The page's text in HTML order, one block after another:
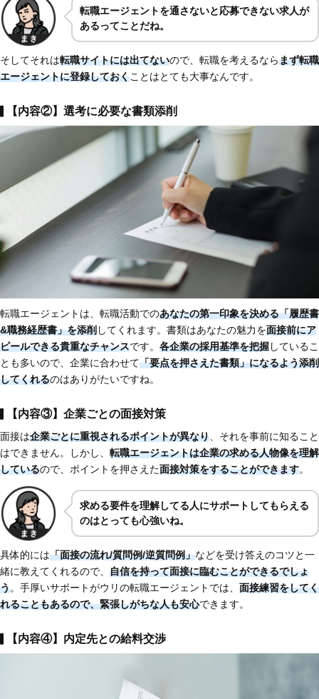
転職エージェントを通さないと応募できない求人が
あるってことだね。
そしてそれは転職サイトには出てないので、転職を考えるならまず転職
エージェントに登録しておくことはとても大事なんです。
【内容②】選考に必要な書類添削
転職エージェントは、転職活動でのあなたの第一印象を決める「履歴書
&職務経歴書」を添削 してくれます。書類はあなたの魅力を面接前にア
ピールできる貴重なチャンスです。 各企業の採用基準を把握しているこ
とも多いので、企業に合わせて「要点を押さえた書類」になるよう添削
してくれるのはありがたいですね。
【内容③】企業ごとの面接対策
面接は企業ごとに重視されるポイントが異なり 、それを事前に知ること
はできません。しかし、 転職エージェントは企業の求める人物像を理解
しているので、ポイントを押さえた面接対策をすることができます。
求める要件を理解してる人にサポートしてもらえる
のはとっても心強いね。
具体的には「面接の流れ/質問例/逆質問例」などを受け答えのコツと一
緒に教えてくれるので、 自信を持って面接に臨むことができるでしょ
う。手厚いサポートがウリの転職エージェントでは、 面接練習をしてく
れることもあるので、緊張しがちな人も安心できます。
【内容④】内定先との給料交渉